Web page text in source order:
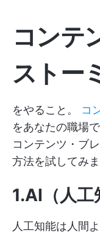
コンテ
ストー
をやること。 コ
をあなたの職場
コンテンツ・ブ
方法を試してみま
1.AI（人工
人工知能は人間